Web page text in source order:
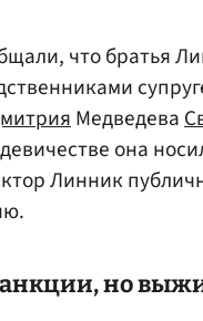
что братья
Медведева
она
Линник
но